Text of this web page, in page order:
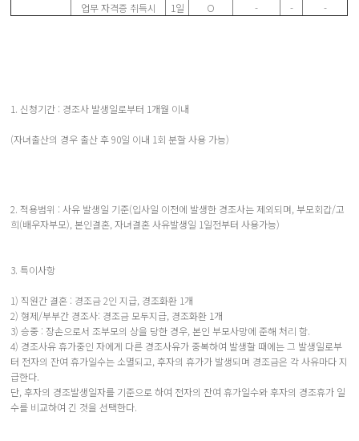
업무 자격증 취득시
1일 Ο - - -
1. 신청기간 : 경조사 발생일로부터 1개월 이내
(자녀출산의 경우 출산 후 90일 이내 1회 분할 사용 가능)
2. 적용범위 : 사유 발생일 기준(입사일 이전에 발생한 경조사는 제외되며, 부모회갑/고
희(배우자부모), 본인결혼, 자녀결혼 사유발생일 1일전부터 사용가능)
3. 특이사항
1) 직원간 결혼 : 경조금 2인 지급, 경조화환 1개
2) 형제/부부간 경조사: 경조금 모두지급, 경조화환 1개
3) 승중 : 장손으로서 조부모의 상을 당한 경우, 본인 부모사망에 준해 처리 함.
4) 경조사유 휴가중인 자에게 다른 경조사유가 중복하여 발생할 때에는 그 발생일로부
터 전자의 잔여 휴가일수는 소멸되고, 후자의 휴가가 발생되며 경조금은 각 사유마다 지
급한다.
단, 후자의 경조발생일자를 기준으로 하여 전자의 잔여 휴가일수와 후자의 경조휴가 일
수를 비교하여 긴 것을 선택한다.